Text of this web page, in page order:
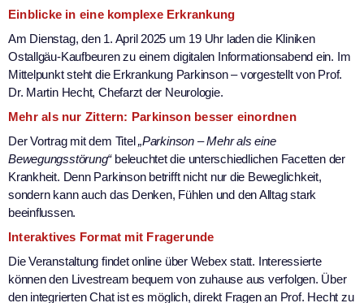
Einblicke in eine komplexe Erkrankung
Am Dienstag, den 1. April 2025 um 19 Uhr laden die Kliniken
Ostallgäu-Kaufbeuren zu einem digitalen Informationsabend ein. Im
Mittelpunkt steht die Erkrankung Parkinson – vorgestellt von Prof.
Dr. Martin Hecht, Chefarzt der Neurologie.
Mehr als nur Zittern: Parkinson besser einordnen
Der Vortrag mit dem Titel„Parkinson – Mehr als eine
Bewegungsstörung“beleuchtet die unterschiedlichen Facetten der
Krankheit. Denn Parkinson betrifft nicht nur die Beweglichkeit,
sondern kann auch das Denken, Fühlen und den Alltag stark
beeinflussen.
Interaktives Format mit Fragerunde
Die Veranstaltung findet online über Webex statt. Interessierte
können den Livestream bequem von zuhause aus verfolgen. Über
den integrierten Chat ist es möglich, direkt Fragen an Prof. Hecht zu